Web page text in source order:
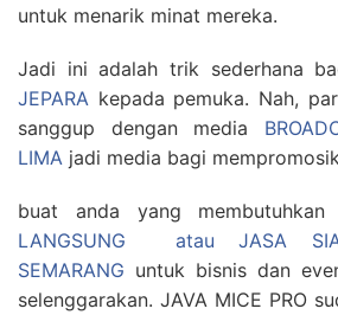
untuk menarik minat mereka.
Jadi ini adalah trik sederhana
JEPARA kepada pemuka. Nah,
sanggup dengan media
LIMA jadi media bagi
buat anda yang membutuhkan
LANGSUNG atau JASA
SEMARANG untuk bisnis dan
selenggarakan. JAVA MICE PRO